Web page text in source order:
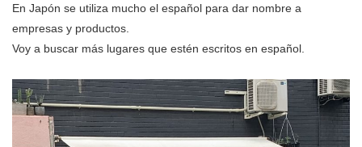
En Japón se utiliza mucho el español para dar nombre a
empresas y productos.
Voy a buscar más lugares que estén escritos en español.